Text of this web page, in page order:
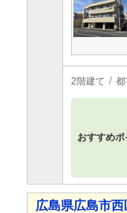
2階建て 都
おすすめポ
広島県広島市